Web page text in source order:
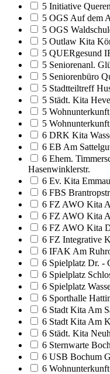
5 Initiative
5 OGS Auf dem
5 OGS
5 Outlaw Kita
5 QUERgesund
5 Seniorenanl.
5 Seniorenbüro
5 Stadtteiltreff
5 Städt. Kita
5
5
6 DRK Kita
6 EB Am
6 Ehem.
Hasenwinklerstr.
6 Ev. Kita
6 FBS
6 FZ AWO Kita
6 FZ AWO Kita
6 FZ AWO Kita
6 FZ Integrative
6 IFAK Am
6 Spielplatz Dr. -
6 Spielplatz
6 Spielplatz
6 Sporthalle
6 Stadt Kita Am
6 Stadt Kita Am
6 Städt. Kita
6 Sternwarte
6 USB Bochum
6